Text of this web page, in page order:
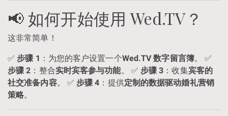
📢 如何开始使用 Wed.TV？
这非常简单！
✅步骤 1 ：为您的客户设置一个Wed.TV 数字留言簿。 ✅
步骤 2 ：整合实时宾客参与功能。 ✅ 步骤 3 ：收集宾客的
社交准备内容。 ✅步骤 4 ：提供定制的数据驱动婚礼营销
策略。